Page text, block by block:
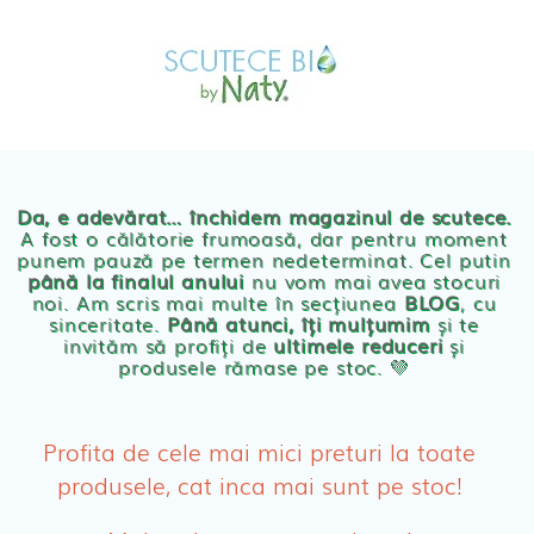
PRODUSE BEBE
Servetele umede ecologice
Cosmetice BEBE
Olita Bio Naty
PRODUSE FEMEI
Absorbante Post-Natale
Da, e adevărat… închidem magazinul de scutece.
A fost o călătorie frumoasă, dar pentru moment
punem pauză pe termen nedeterminat. Cel putin
până la finalul anului nu vom mai avea stocuri
noi. Am scris mai multe în secțiunea BLOG, cu
sinceritate. Până atunci, îți mulțumimși te
invităm să profiți de ultimele reduceriși
produsele rămase pe stoc. 💛
Profita de cele mai mici preturi la toate
produsele, cat inca mai sunt pe stoc!